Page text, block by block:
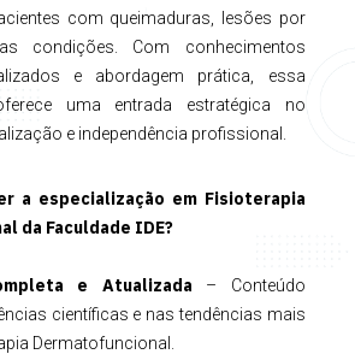
com queimaduras, lesões por
condições. Com conhecimentos
e abordagem prática, essa
uma entrada estratégica no
e independência profissional.
a especialização em Fisioterapia
da Faculdade IDE?
e Atualizada – Conteúdo
científicas e nas tendências mais
Dermatofuncional.